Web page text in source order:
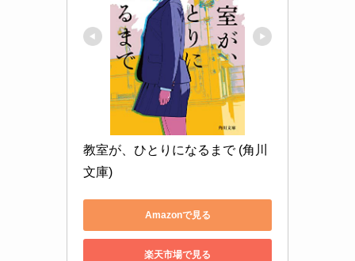
教室が、ひとりになるまで (角川
文庫)
Amazonで見る
楽天市場で見る